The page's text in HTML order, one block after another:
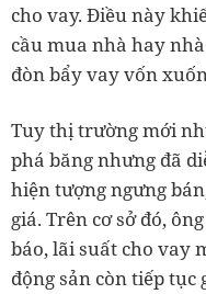
cho vay. Điều này
cầu mua nhà hay
đòn bẩy vay vốn
Tuy thị trường mới
phá băng nhưng đã
hiện tượng ngưng
giá. Trên cơ sở đó,
báo, lãi suất cho vay
động sản còn tiếp tục